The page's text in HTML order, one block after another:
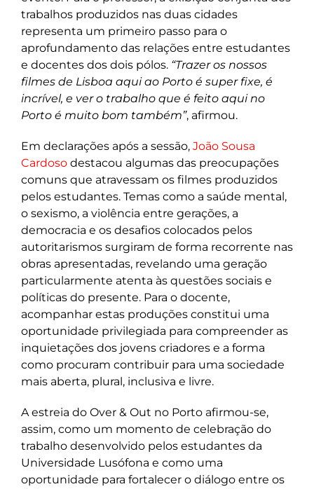
trabalhos produzidos nas duas cidades
representa um primeiro passo para o
aprofundamento das relações entre estudantes
e docentes dos dois pólos. “Trazer os nossos
filmes de Lisboa aqui ao Porto é super fixe, é
incrível, e ver o trabalho que é feito aqui no
Porto é muito bom também”, afirmou.
Em declarações após a sessão, João Sousa
Cardoso destacou algumas das preocupações
comuns que atravessam os filmes produzidos
pelos estudantes. Temas como a saúde mental,
o sexismo, a violência entre gerações, a
democracia e os desafios colocados pelos
autoritarismos surgiram de forma recorrente nas
obras apresentadas, revelando uma geração
particularmente atenta às questões sociais e
políticas do presente. Para o docente,
acompanhar estas produções constitui uma
oportunidade privilegiada para compreender as
inquietações dos jovens criadores e a forma
como procuram contribuir para uma sociedade
mais aberta, plural, inclusiva e livre.
A estreia do Over & Out no Porto afirmou-se,
assim, como um momento de celebração do
trabalho desenvolvido pelos estudantes da
Universidade Lusófona e como uma
oportunidade para fortalecer o diálogo entre os